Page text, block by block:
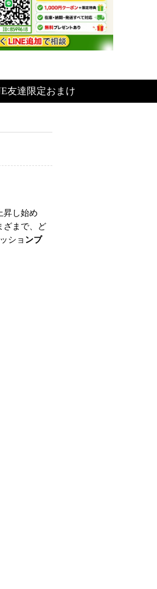
友達限定おまけ
昇し始め
ざまで、ど
ショ ンブ